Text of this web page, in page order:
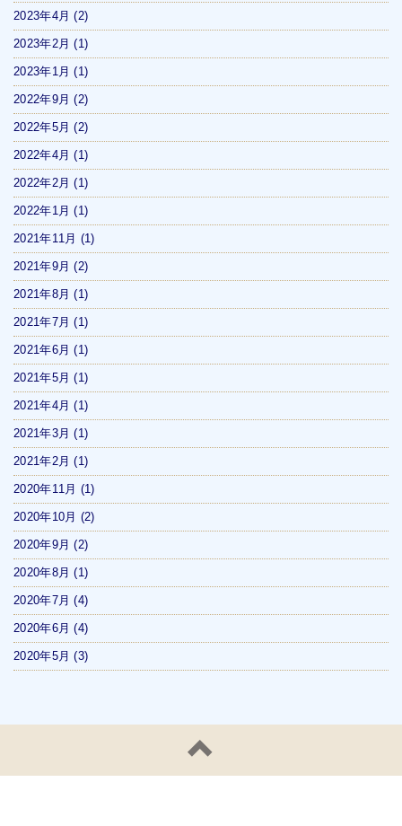
2023年4月(2)
2023年2月(1)
2023年1月(1)
2022年9月(2)
2022年5月(2)
2022年4月(1)
2022年2月(1)
2022年1月(1)
2021年11月 (1)
2021年9月(2)
2021年8月(1)
2021年7月(1)
2021年6月(1)
2021年5月(1)
2021年4月(1)
2021年3月(1)
2021年2月(1)
2020年11月 (1)
2020年10月 (2)
2020年9月(2)
2020年8月(1)
2020年7月(4)
2020年6月(4)
2020年5月(3)